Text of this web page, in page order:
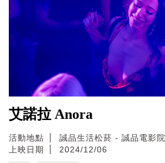
艾諾拉 Anora
活動地點
誠品生活松菸 - 誠品電影院
上映日期
2024/12/06